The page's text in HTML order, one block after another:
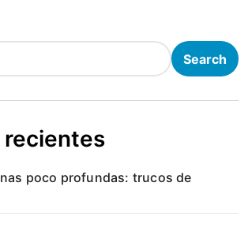
Search
recientes
poco profundas: trucos de